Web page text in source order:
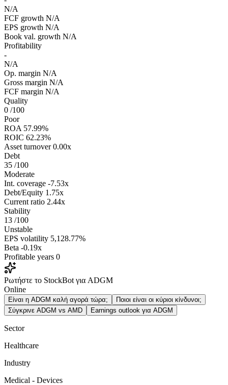
N/A
FCF growth N/A
EPS growth N/A
Book val. growth N/A
Profitability
-
N/A
Op. margin N/A
Gross margin N/A
FCF margin N/A
Quality
0 /100
Poor
ROA 57.99%
ROIC 62.23%
Asset turnover 0.00x
Debt
35 /100
Moderate
Int. coverage -7.53x
Debt/Equity 1.75x
Current ratio 2.44x
Stability
13 /100
Unstable
EPS volatility 5,128.77%
Beta -0.19x
Profitable years 0
Ρωτήστε το StockBot για ADGM
Online
Είναι η ADGM καλή αγορά τώρα;
Ποιοι είναι οι κύριοι κίνδυνοι;
Σύγκρινε ADGM vs AMD
Earnings outlook για ADGM
Sector
Healthcare
Industry
Medical - Devices